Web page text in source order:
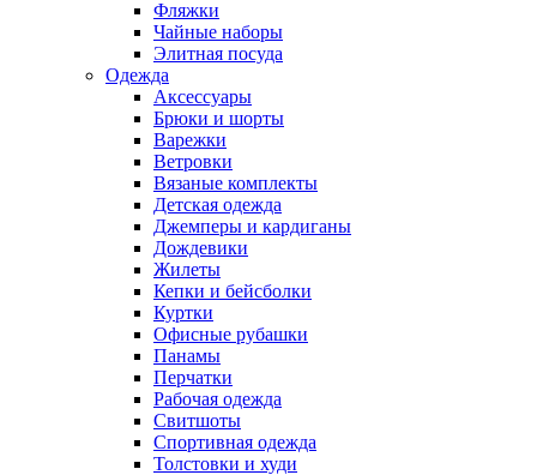
Фляжки
Чайные наборы
Элитная посуда
Одежда
Аксессуары
Брюки и шорты
Варежки
Ветровки
Вязаные комплекты
Детская одежда
Джемперы и кардиганы
Дождевики
Жилеты
Кепки и бейсболки
Куртки
Офисные рубашки
Панамы
Перчатки
Рабочая одежда
Свитшоты
Спортивная одежда
Толстовки и худи